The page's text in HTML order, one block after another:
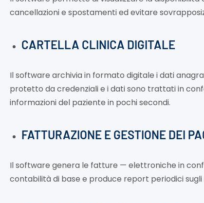
cancellazioni e spostamenti ed evitare
CARTELLA CLINICA DIGITALE
Il software archivia in formato digitale i dati
protetto da credenziali e i dati sono trattati in
informazioni del paziente in pochi secondi.
FATTURAZIONE E GESTIONE DEI
Il software genera le fatture — elettroniche in
contabilità di base e produce report periodici